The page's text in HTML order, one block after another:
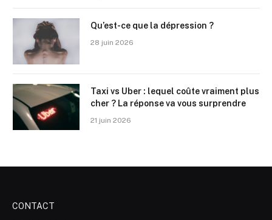
Qu’est-ce que la dépression ?
28 juin 2026
Taxi vs Uber : lequel coûte vraiment plus
cher ? La réponse va vous surprendre
21 juin 2026
CONTACT